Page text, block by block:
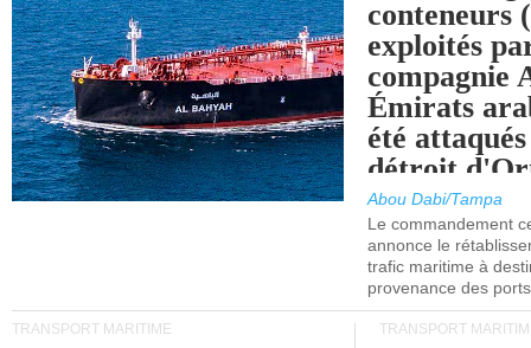
conteneurs
exploités
compagnie
Émirats
été
détroit
Abou Dabi/Tampa
Le commandement
annonce le
trafic maritime à
provenance des
TRANSPORT MARITIME TRANSPORT